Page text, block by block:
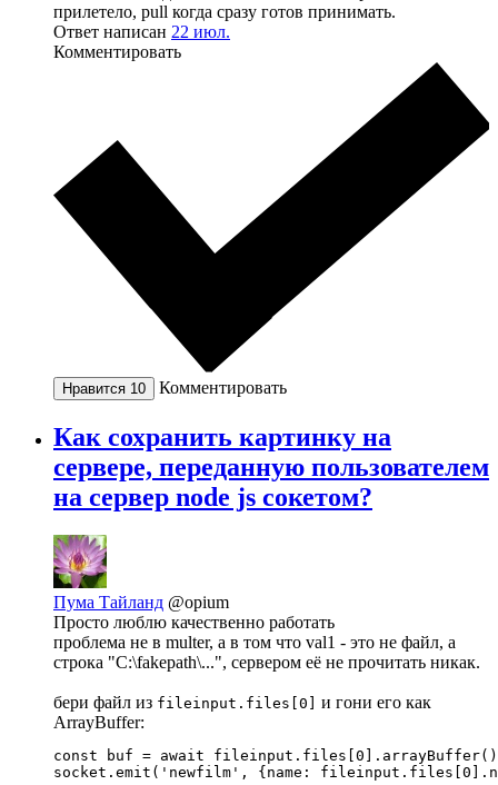
прилетело, pull когда сразу готов принимать.
Ответ написан 22 июл.
Комментировать
Нравится 10 Комментировать
Как сохранить картинку на
сервере, переданную пользователем
на сервер node js сокетом?
Пума Тайланд @opium
Просто люблю качественно работать
проблема не в multer, а в том что val1 - это не файл, а
строка "C:\fakepath\...", сервером её не прочитать никак.
бери файл из fileinput.files[0] и гони его как
ArrayBuffer:
const buf = await
socket.emit('newfilm', {name: